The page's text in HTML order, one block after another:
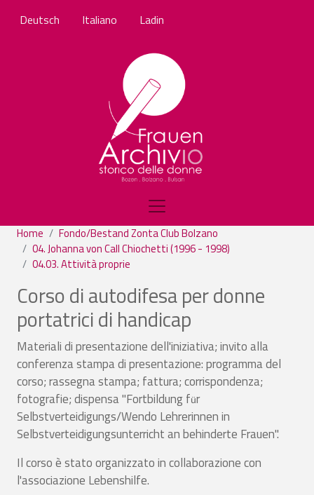
Deutsch Italiano Ladin
Home
Fondo/Bestand Zonta Club Bolzano
04. Johanna von Call Chiochetti (1996 - 1998)
04.03. Attività proprie
Corso di autodifesa per donne
portatrici di handicap
Materiali di presentazione dell'iniziativa; invito alla
conferenza stampa di presentazione: programma del
corso; rassegna stampa; fattura; corrispondenza;
fotografie; dispensa "Fortbildung für
Selbstverteidigungs/Wendo Lehrerinnen in
Selbstverteidigungsunterricht an behinderte Frauen".
Il corso è stato organizzato in collaborazione con
l'associazione Lebenshilfe.